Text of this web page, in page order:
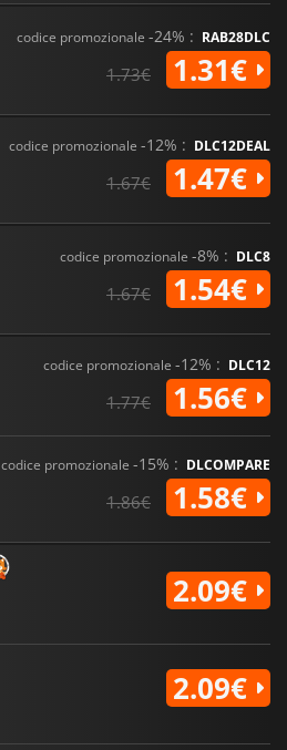
codice promozionale -24% : RAB28DLC
1.73€ 1.31€
codice promozionale -12% : DLC12DEAL
1.67€ 1.47€
codice promozionale -8% : DLC8
1.67€ 1.54€
codice promozionale -12% : DLC12
1.77€ 1.56€
codice promozionale -15% : DLCOMPARE
1.86€ 1.58€
2.09€
2.09€